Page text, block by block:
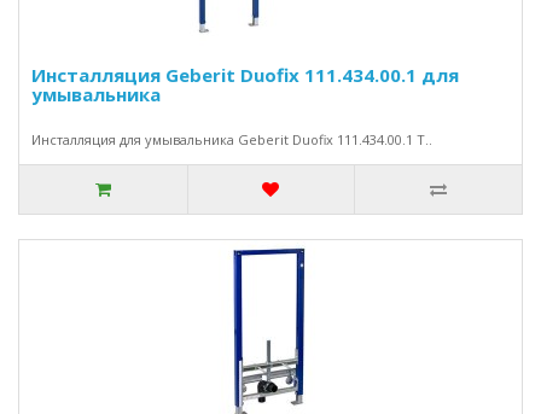
Инсталляция Geberit Duofix 111.434.00.1 для
умывальника
Инсталляция для умывальника Geberit Duofix 111.434.00.1 Т..